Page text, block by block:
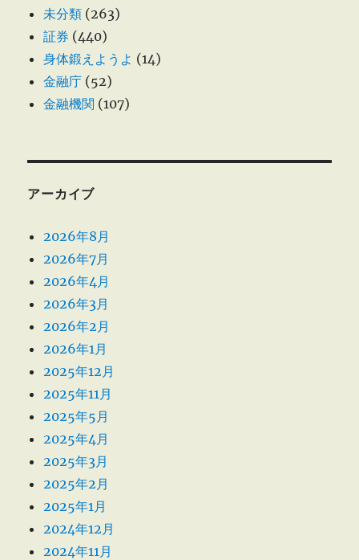
未分類 (263)
証券 (440)
身体鍛えようよ (14)
金融庁 (52)
金融機関 (107)
アーカイブ
2026年8月
2026年7月
2026年4月
2026年3月
2026年2月
2026年1月
2025年12月
2025年11月
2025年5月
2025年4月
2025年3月
2025年2月
2025年1月
2024年12月
2024年11月